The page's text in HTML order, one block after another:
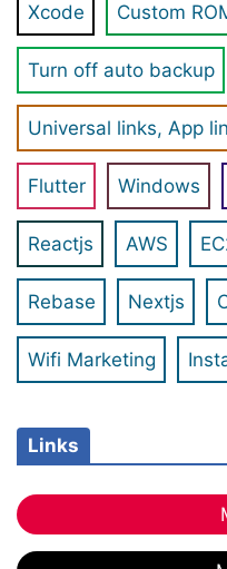
Xcode Custom
Turn off auto backup
Universal links, App
Flutter Windows
Reactjs AWS
Rebase Nextjs
Wifi Marketing
Links